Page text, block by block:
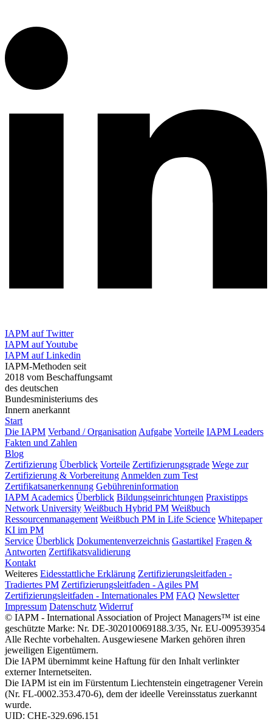
IAPM auf Twitter
IAPM auf Youtube
IAPM auf Linkedin
IAPM-Methoden seit
2018 vom Beschaffungsamt
des deutschen
Bundesministeriums des
Innern anerkannt
Start
Die IAPM Verband / OrganisationAufgabe Vorteile IAPM Leaders
Fakten und Zahlen
Blog
Zertifizierung Überblick Vorteile Zertifizierungsgrade Wege zur
Zertifizierung & VorbereitungAnmelden zum Test
Zertifikatsanerkennung Gebühreninformation
IAPM Academics Überblick Bildungseinrichtungen Praxistipps
Network University Weißbuch Hybrid PM Weißbuch
Ressourcenmanagement Weißbuch PM in Life Science Whitepaper
KI im PM
Service Überblick Dokumentenverzeichnis Gastartikel Fragen &
Antworten Zertifikatsvalidierung
Kontakt
Weiteres Eidesstattliche Erklärung Zertifizierungsleitfaden -
Tradiertes PM Zertifizierungsleitfaden - Agiles PM
Zertifizierungsleitfaden - Internationales PM FAQ Newsletter
Impressum Datenschutz Widerruf
© IAPM - International Association of Project Managers™ ist eine
geschützte Marke: Nr. DE-302010069188.3/35, Nr. EU-009539354
Alle Rechte vorbehalten. Ausgewiesene Marken gehören ihren
jeweiligen Eigentümern.
Die IAPM übernimmt keine Haftung für den Inhalt verlinkter
externer Internetseiten.
Die IAPM ist ein im Fürstentum Liechtenstein eingetragener Verein
(Nr. FL-0002.353.470-6), dem der ideelle Vereinsstatus zuerkannt
wurde.
UID: CHE-329.696.151